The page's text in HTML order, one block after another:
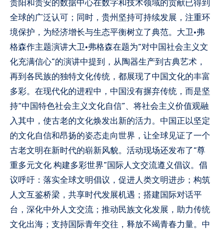
贵阳和贵安的数据中心在数字和技术领域的贡献已得到
全球的广泛认可；同时，贵州坚持可持续发展，注重环
境保护，为经济增长与生态平衡树立了典范。大卫·弗
格森作主题演讲大卫·弗格森在题为“对中国社会主义文
化充满信心”的演讲中提到，从陶器生产到古典艺术，
再到各民族的独特文化传统，都展现了中国文化的丰富
多彩。在现代化的进程中，中国没有摒弃传统，而是坚
持“中国特色社会主义文化自信”、将社会主义价值观融
入其中，使古老的文化焕发出新的活力。中国正以坚定
的文化自信和昂扬的姿态走向世界，让全球见证了一个
古老文明在新时代的崭新风貌。活动现场还发布了“尊
重多元文化 构建多彩世界”国际人文交流遵义倡议。倡
议呼吁：落实全球文明倡议，促进人类文明进步；构筑
人文互鉴桥梁，共享时代发展机遇；搭建国际对话平
台，深化中外人文交流；推动民族文化发展，助力传统
文化出海；支持国际青年交往，释放不竭青春力量。中